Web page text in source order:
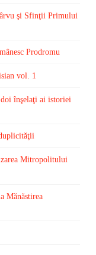
şi Sfinţii Primului
Prodromu
vol. 1
înşelaţi ai istoriei
Mitropolitului
Mănăstirea